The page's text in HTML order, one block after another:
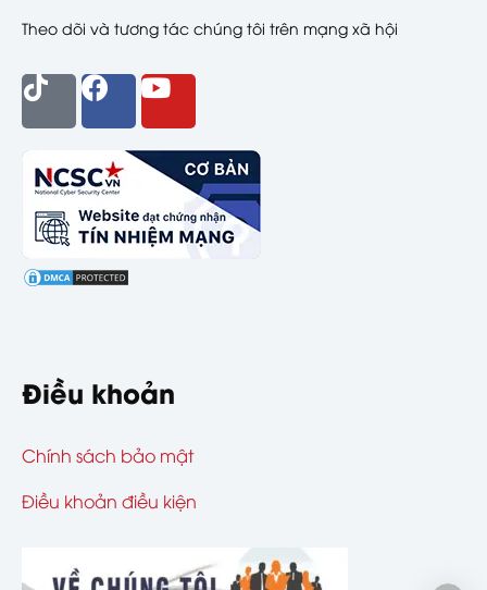
Theo dõi và tương tác chúng tôi trên mạng xã hội
Điều khoản
Chính sách bảo mật
Điều khoản điều kiện